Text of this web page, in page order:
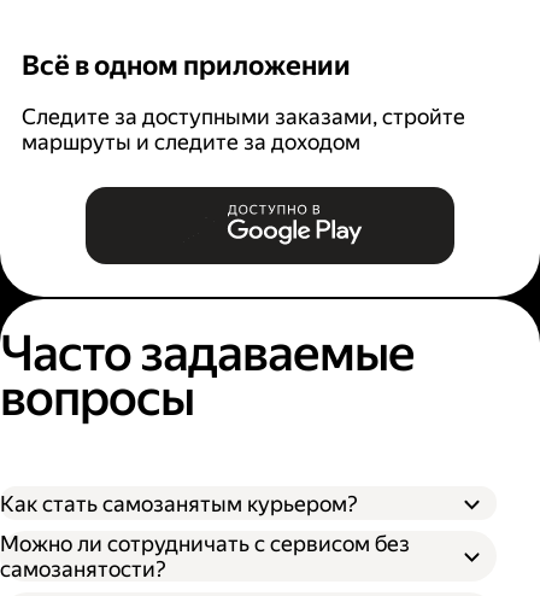
Всё в одном приложении
Следите за доступными заказами, стройте
маршруты и следите за доходом
Часто задаваемые
вопросы
Как стать самозанятым курьером?
Можно ли сотрудничать с сервисом без
самозанятости?